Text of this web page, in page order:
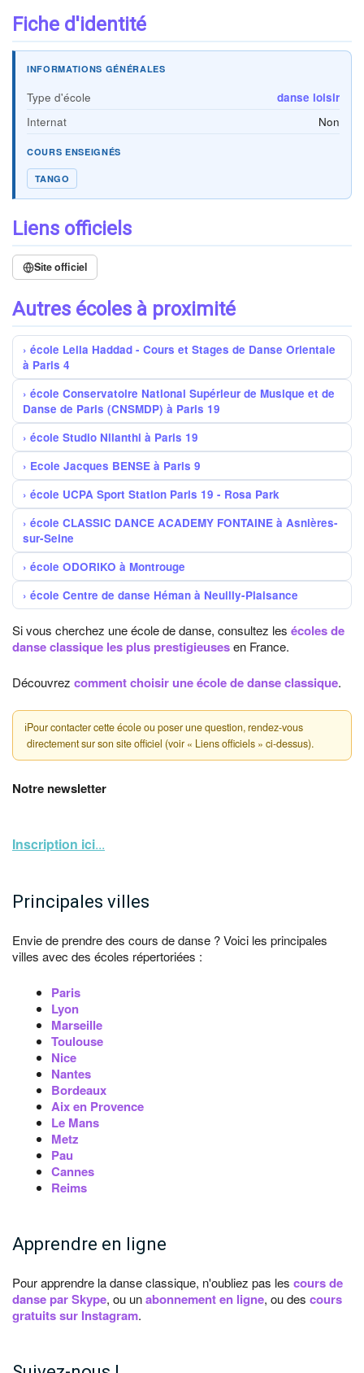
Fiche d'identité
INFORMATIONS GÉNÉRALES
Type d'école
danse loisir
Internat
Non
COURS ENSEIGNÉS
TANGO
Liens officiels
Site officiel
Autres écoles à proximité
école Leila Haddad - Cours et Stages de Danse Orientale
à Paris 4
école Conservatoire National Supérieur de Musique et de
Danse de Paris (CNSMDP) à Paris 19
école Studio Nilanthi à Paris 19
Ecole Jacques BENSE à Paris 9
école UCPA Sport Station Paris 19 - Rosa Park
école CLASSIC DANCE ACADEMY FONTAINE à Asnières-
sur-Seine
école ODORIKO à Montrouge
école Centre de danse Héman à Neuilly-Plaisance
Si vous cherchez une école de danse, consultez les écoles de
danse classique les plus prestigieusesen France.
Découvrez comment choisir une école de danse classique.
ℹPour contacter cette école ou poser une question, rendez-vous
directement sur son site officiel (voir « Liens officiels » ci-dessus).
Notre newsletter
Inscription ici...
Principales villes
Envie de prendre des cours de danse ? Voici les principales
villes avec des écoles répertoriées :
Paris
Lyon
Marseille
Toulouse
Nice
Nantes
Bordeaux
Aix en Provence
Le Mans
Metz
Pau
Cannes
Reims
Apprendre en ligne
Pour apprendre la danse classique, n'oubliez pas les cours de
danse par Skype, ou unabonnement en ligne, ou des cours
gratuits sur Instagram.